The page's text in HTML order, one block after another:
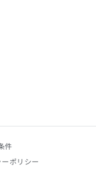
件
ポリシー